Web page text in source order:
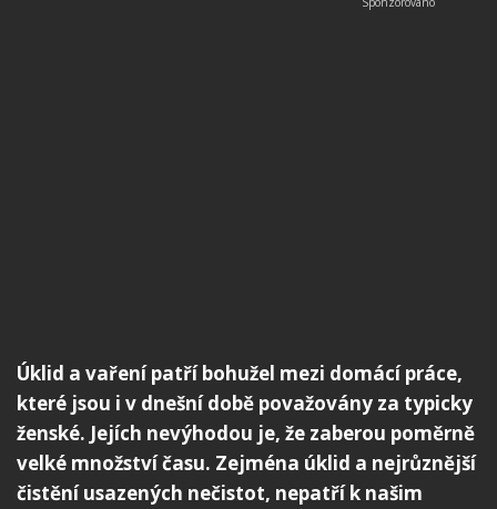
Úklid a vaření patří bohužel mezi domácí práce,
které jsou i v dnešní době považovány za typicky
ženské. Jejích nevýhodou je, že zaberou poměrně
velké množství času. Zejména úklid a nejrůznější
čistění usazených nečistot, nepatří k našim